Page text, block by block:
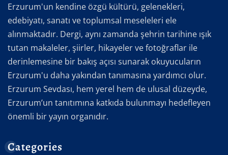
Erzurum'un kendine özgü kültürü, gelenekleri,
edebiyatı, sanatı ve toplumsal meseleleri ele
alınmaktadır. Dergi, aynı zamanda şehrin tarihine ışık
tutan makaleler, şiirler, hikayeler ve fotoğraflar ile
derinlemesine bir bakış açısı sunarak okuyucuların
Erzurum'u daha yakından tanımasına yardımcı olur.
Erzurum Sevdası, hem yerel hem de ulusal düzeyde,
Erzurum’un tanıtımına katkıda bulunmayı hedefleyen
önemli bir yayın organıdır.
Categories